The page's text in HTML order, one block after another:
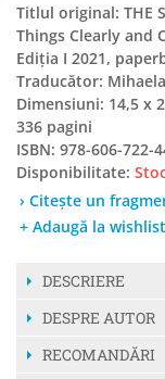
Titlul original: THE
Things Clearly and
Ediția I 2021,
Traducător:
Dimensiuni: 14,5 x
336 pagini
ISBN: 978-606-722-
Disponibilitate:
› Citește un
+ Adaugă la wishlist
DESCRIERE
DESPRE AUTOR
RECOMANDĂRI